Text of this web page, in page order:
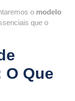
o modelo
que o
Que